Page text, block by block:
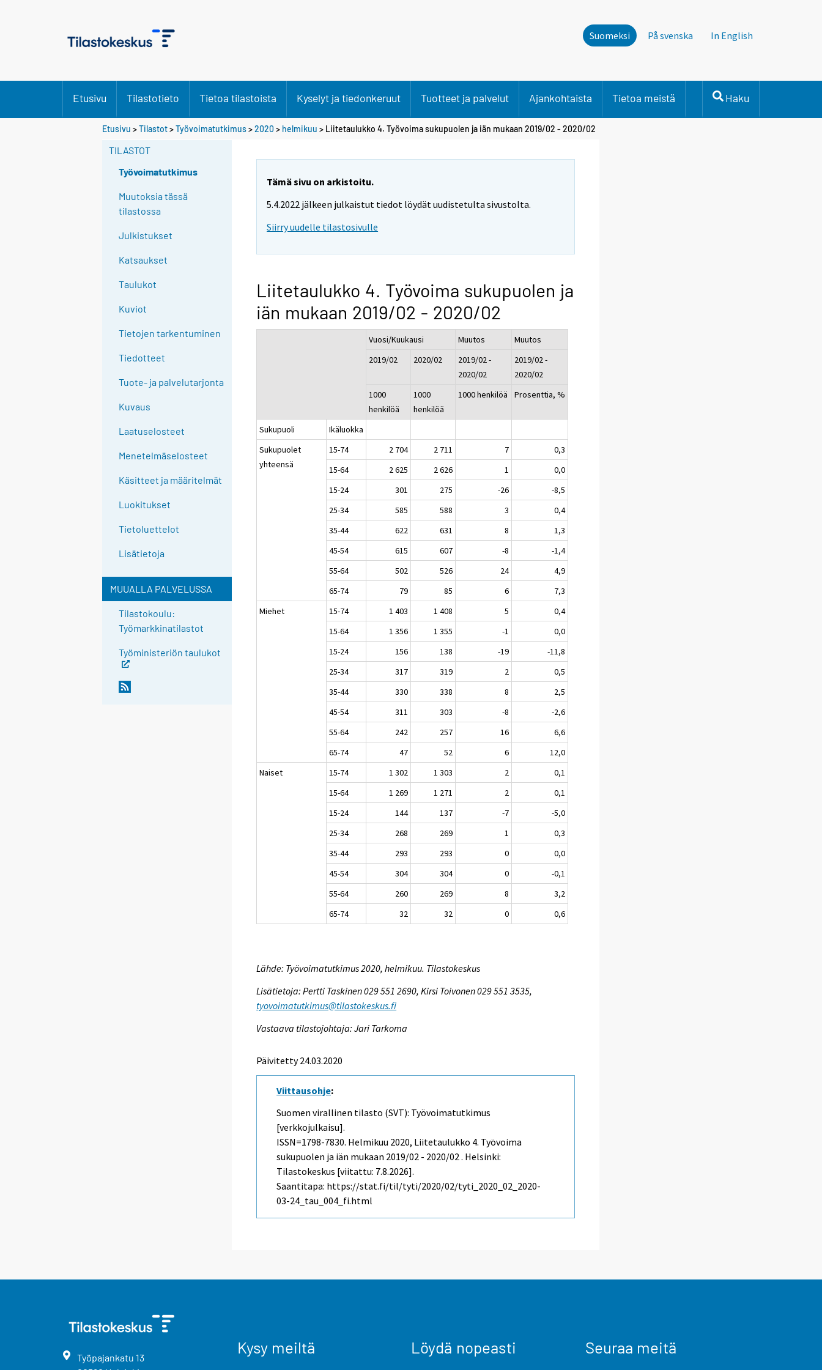
Suomeksi På svenska In English
Etusivu Tilastotieto Tietoa tilastoista Kyselyt ja tiedonkeruut Tuotteet ja palvelut Ajankohtaista Tietoa meistä Haku
Etusivu >Tilastot>Työvoimatutkimus>2020 > helmikuu > Liitetaulukko 4. Työvoima sukupuolen ja iän mukaan 2019/02 - 2020/02
TILASTOT
Työvoimatutkimus
Muutoksia tässä
tilastossa
Julkistukset
Katsaukset
Taulukot
Kuviot
Tietojen tarkentuminen
Tiedotteet
Tuote- ja palvelutarjonta
Kuvaus
Laatuselosteet
Menetelmäselosteet
Käsitteet ja määritelmät
Luokitukset
Tietoluettelot
Lisätietoja
MUUALLA PALVELUSSA
Tilastokoulu:
Työmarkkinatilastot
Työministeriön taulukot
Tämä sivu on arkistoitu.
5.4.2022 jälkeen julkaistut tiedot löydät uudistetulta sivustolta.
Siirry uudelle tilastosivulle
Liitetaulukko 4. Työvoima sukupuolen ja
iän mukaan 2019/02 - 2020/02
Vuosi/Kuukausi Muutos
Muutos
2019/02
2020/02
2019/02 -
2020/02
2019/02 -
2020/02
1000
henkilöä
1000
henkilöä
1000 henkilöä Prosenttia, %
Sukupuoli
Ikäluokka
Sukupuolet
yhteensä
15-74 2 704 2 711 7
0,3
15-64
2 625 2 626 1
0,0
15-24
301 275 -26
-8,5
25-34
585 588 3
0,4
35-44
622 631 8
1,3
45-54
615 607 -8
-1,4
55-64
502 526 24
4,9
65-74
79 85 6
7,3
Miehet
15-74 1 403 1 408 5
0,4
15-64
1 356 1 355 -1
0,0
15-24
156 138 -19
-11,8
25-34
317 319 2
0,5
35-44
330 338 8
2,5
45-54
311 303 -8
-2,6
55-64
242 257 16
6,6
65-74
47 52 6
12,0
Naiset
15-74 1 302 1 303 2
0,1
15-64
1 269 1 271 2
0,1
15-24
144 137 -7
-5,0
25-34
268 269 1
0,3
35-44
293 293 0
0,0
45-54
304 304 0
-0,1
55-64
260 269 8
3,2
65-74
32 32 0 0,6
Lähde: Työvoimatutkimus 2020, helmikuu. Tilastokeskus
Lisätietoja: Pertti Taskinen 029 551 2690, Kirsi Toivonen 029 551 3535,
tyovoimatutkimus@tilastokeskus.fi
Vastaava tilastojohtaja: Jari Tarkoma
Päivitetty 24.03.2020
Viittausohje:
Suomen virallinen tilasto (SVT): Työvoimatutkimus
[verkkojulkaisu].
ISSN=1798-7830. Helmikuu 2020, Liitetaulukko 4. Työvoima
sukupuolen ja iän mukaan 2019/02 - 2020/02 . Helsinki:
Tilastokeskus [viitattu: 7.8.2026].
Saantitapa: https://stat.fi/til/tyti/2020/02/tyti_2020_02_2020-
03-24_tau_004_fi.html
Työpajankatu 13
Kysy meiltä Löydä nopeasti Seuraa meitä